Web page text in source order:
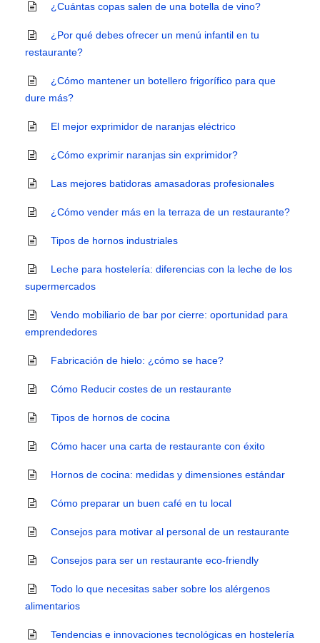
¿Cuántas copas salen de una botella de vino?
¿Por qué debes ofrecer un menú infantil en tu
restaurante?
¿Cómo mantener un botellero frigorífico para que
dure más?
El mejor exprimidor de naranjas eléctrico
¿Cómo exprimir naranjas sin exprimidor?
Las mejores batidoras amasadoras profesionales
¿Cómo vender más en la terraza de un restaurante?
Tipos de hornos industriales
Leche para hostelería: diferencias con la leche de los
supermercados
Vendo mobiliario de bar por cierre: oportunidad para
emprendedores
Fabricación de hielo: ¿cómo se hace?
Cómo Reducir costes de un restaurante
Tipos de hornos de cocina
Cómo hacer una carta de restaurante con éxito
Hornos de cocina: medidas y dimensiones estándar
Cómo preparar un buen café en tu local
Consejos para motivar al personal de un restaurante
Consejos para ser un restaurante eco-friendly
Todo lo que necesitas saber sobre los alérgenos
alimentarios
Tendencias e innovaciones tecnológicas en hostelería